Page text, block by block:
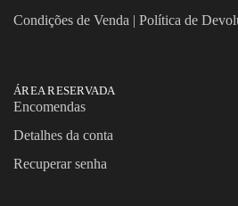
Condições de Venda | Política de
ÁREA RESERVADA
Encomendas
Detalhes da conta
Recuperar senha